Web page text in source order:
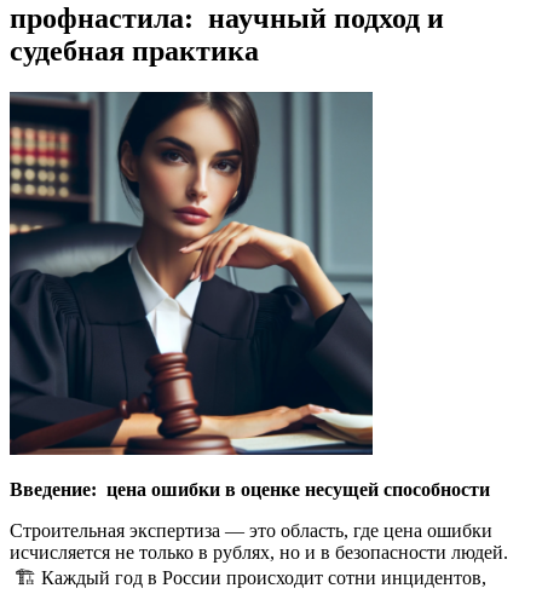
профнастила: научный подход и
судебная практика
Введение: цена ошибки в оценке несущей способности
Строительная экспертиза — это область, где цена ошибки
исчисляется не только в рублях, но и в безопасности людей.
🏗️ Каждый год в России происходит сотни инцидентов,